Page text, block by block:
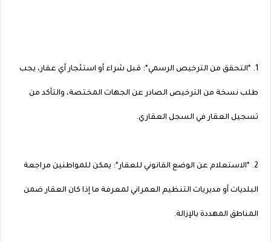
1. *التحقق من الترخيص الرسمي*: قبل شراء أو استئجار أي عقار، يجب
طلب نسخة من الترخيص الصادر عن الجهات المختصة، والتأكد من
تسجيل العقار في السجل العقاري.
2. *الاستعلام عن الوضع القانوني للعقار*: يمكن للمواطنين مراجعة
البلديات أو مديريات التنظيم العمراني لمعرفة ما إذا كان العقار ضمن
المناطق المهددة بالإزالة.